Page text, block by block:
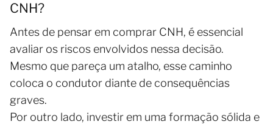
CNH?
Antes de pensar em comprar CNH, é essencial
avaliar os riscos envolvidos nessa decisão.
Mesmo que pareça um atalho, esse caminho
coloca o condutor diante de consequências
graves.
Por outro lado, investir em uma formação sólida e